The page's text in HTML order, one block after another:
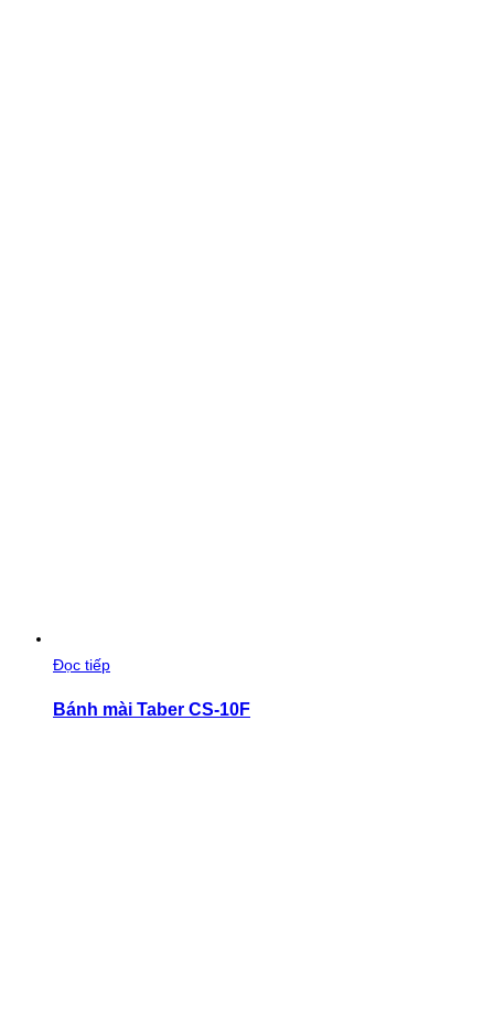
Đọc tiếp
Bánh mài Taber CS-10F